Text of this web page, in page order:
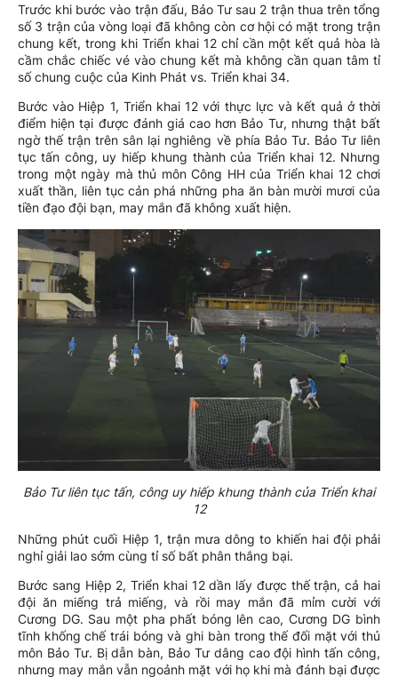
Trước khi bước vào trận đấu, Bảo Tư sau 2 trận thua trên tổng
số 3 trận của vòng loại đã không còn cơ hội có mặt trong trận
chung kết, trong khi Triển khai 12 chỉ cần một kết quả hòa là
cầm chắc chiếc vé vào chung kết mà không cần quan tâm tỉ
số chung cuộc của Kinh Phát vs. Triển khai 34.
Bước vào Hiệp 1, Triển khai 12 với thực lực và kết quả ở thời
điểm hiện tại được đánh giá cao hơn Bảo Tư, nhưng thật bất
ngờ thế trận trên sân lại nghiêng về phía Bảo Tư. Bảo Tư liên
tục tấn công, uy hiếp khung thành của Triển khai 12. Nhưng
trong một ngày mà thủ môn Công HH của Triển khai 12 chơi
xuất thần, liên tục cản phá những pha ăn bàn mười mươi của
tiền đạo đội bạn, may mắn đã không xuất hiện.
Bảo Tư liên tục tấn, công uy hiếp khung thành của Triển khai
12
Những phút cuối Hiệp 1, trận mưa dông to khiến hai đội phải
nghỉ giải lao sớm cùng tỉ số bất phân thắng bại.
Bước sang Hiệp 2, Triển khai 12 dần lấy được thế trận, cả hai
đội ăn miếng trả miếng, và rồi may mắn đã mỉm cười với
Cương DG. Sau một pha phất bóng lên cao, Cương DG bình
tĩnh khống chế trái bóng và ghi bàn trong thế đối mặt với thủ
môn Bảo Tư. Bị dẫn bàn, Bảo Tư dâng cao đội hình tấn công,
nhưng may mắn vẫn ngoảnh mặt với họ khi mà đánh bại được